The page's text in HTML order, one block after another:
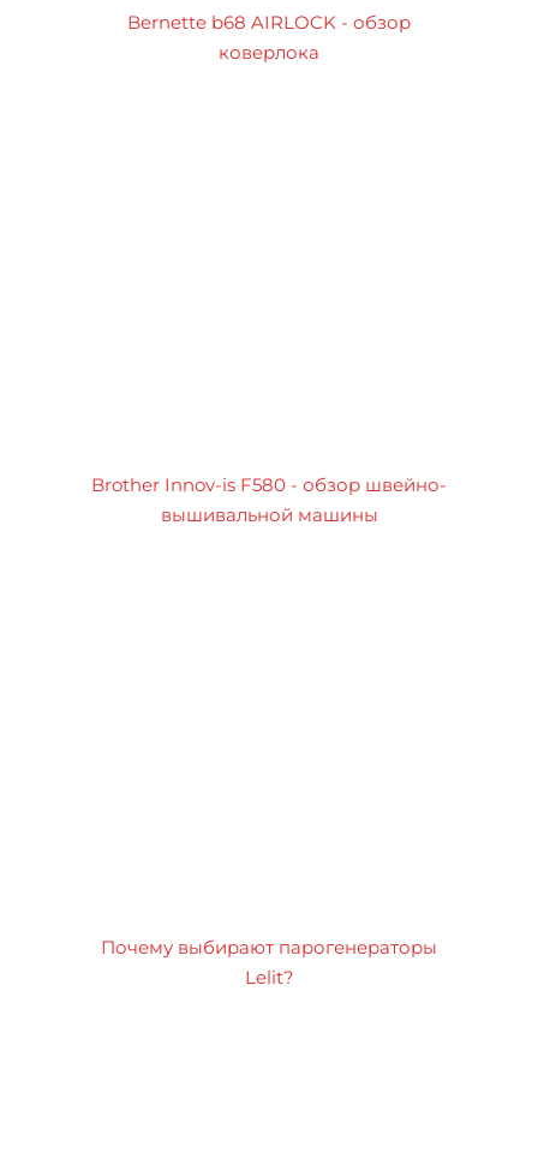
Bernette b68 AIRLOCK - обзор
коверлока
Brother Innov-is F580 - обзор швейно-
вышивальной машины
Почему выбирают парогенераторы
Lelit?